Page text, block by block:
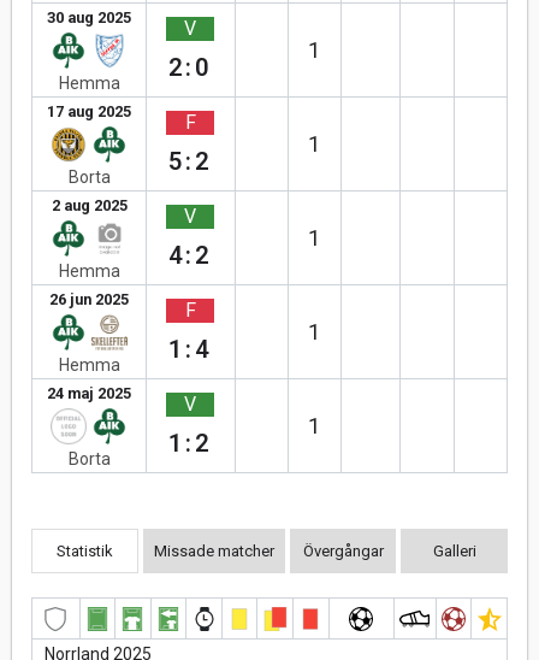
30 aug 2025
Hemma
V
2:0
1
17 aug 2025
Borta
F
5:2
1
2 aug 2025
Hemma
V
4:2
1
26 jun 2025
Hemma
F
1:4
1
24 maj 2025
Borta
V
1:2
1
Statistik Missade matcher Övergångar Galleri
Norrland 2025